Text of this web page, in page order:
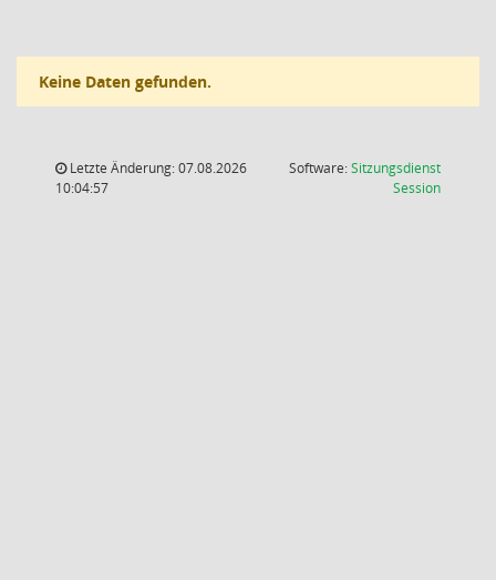
Keine Daten gefunden.
Letzte Änderung: 07.08.2026
10:04:57
Software:Sitzungsdienst
Session(Wird in